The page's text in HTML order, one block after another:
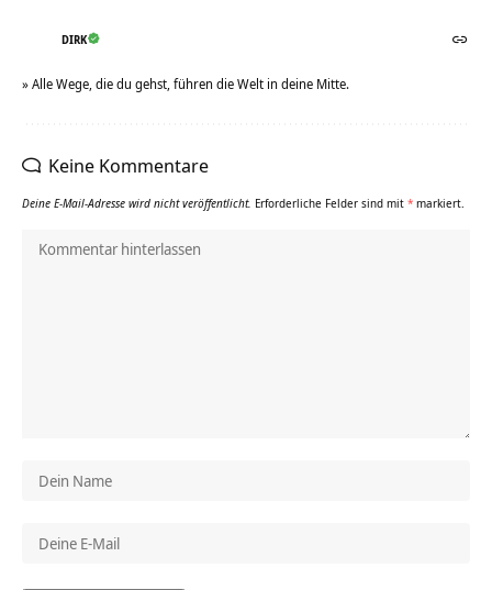
DIRK
» Alle Wege, die du gehst, führen die Welt in deine Mitte.
Keine Kommentare
Deine E-Mail-Adresse wird nicht veröffentlicht. Erforderliche Felder sind mit * markiert.